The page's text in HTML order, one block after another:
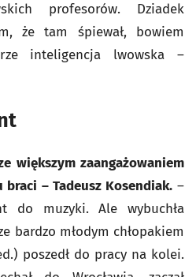
profesorów. Dziadek
że tam śpiewał, bowiem
inteligencja lwowska –
większym zaangażowaniem
– Tadeusz Kosendiak.–
do muzyki. Ale wybuchła
bardzo młodym chłopakiem
poszedł do pracy na kolei.